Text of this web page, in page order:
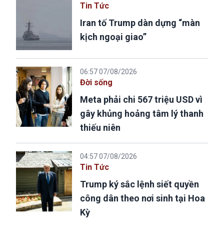
Tin Tức
Iran tố Trump dàn dựng “màn
kịch ngoại giao”
06:57 07/08/2026
Đời sống
Meta phải chi 567 triệu USD vì
gây khủng hoảng tâm lý thanh
thiếu niên
04:57 07/08/2026
Tin Tức
Trump ký sắc lệnh siết quyền
công dân theo nơi sinh tại Hoa
Kỳ